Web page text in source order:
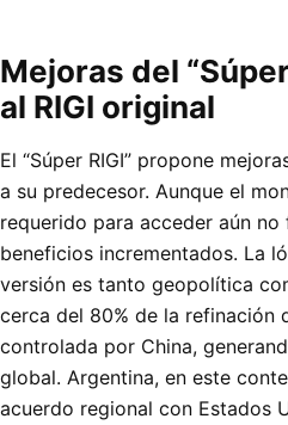
Mejoras del
al RIGI original
El “Súper RIGI” propone
a su predecesor. Aunque el
requerido para acceder aún
beneficios incrementados. La
versión es tanto geopolítica
cerca del 80% de la refinación
controlada por China,
global. Argentina, en este
acuerdo regional con Estados